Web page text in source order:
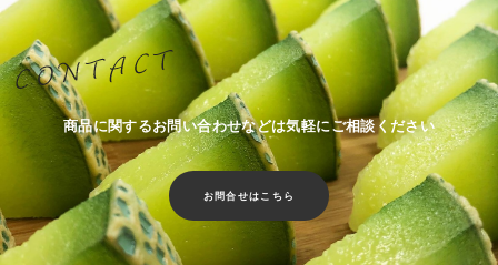
商品に関するお問い合わせなどは気軽にご相談ください
お問合せはこちら